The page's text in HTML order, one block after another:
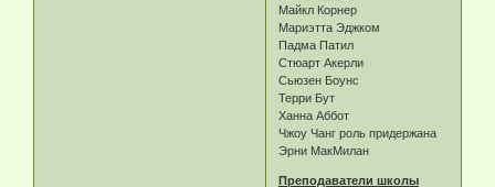
Майкл Корнер
Мариэтта Эджком
Падма Патил
Стюарт Акерли
Сьюзен Боунс
Терри Бут
Ханна Аббот
Чжоу Чанг роль придержана
Эрни МакМилан
Преподаватели школы